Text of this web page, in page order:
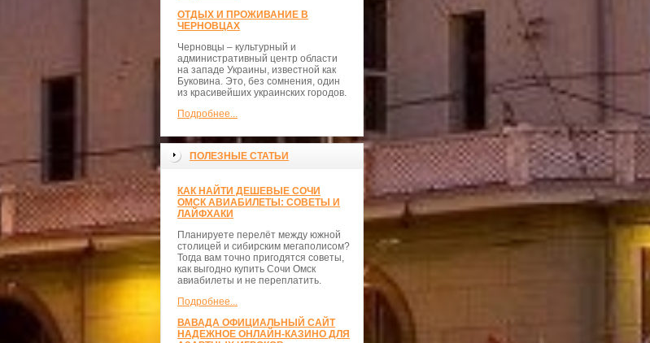
ОТДЫХ И ПРОЖИВАНИЕ В
ЧЕРНОВЦАХ
Черновцы – культурный и
административный центр области
на западе Украины, известной как
Буковина. Это, без сомнения, один
из красивейших украинских городов.
Подробнее...
ПОЛЕЗНЫЕ СТАТЬИ
КАК НАЙТИ ДЕШЕВЫЕ СОЧИ
ОМСК АВИАБИЛЕТЫ: СОВЕТЫ И
ЛАЙФХАКИ
Планируете перелёт между южной
столицей и сибирским мегаполисом?
Тогда вам точно пригодятся советы,
как выгодно купить Сочи Омск
авиабилеты и не переплатить.
Подробнее...
ВАВАДА ОФИЦИАЛЬНЫЙ САЙТ
НАДЕЖНОЕ ОНЛАЙН-КАЗИНО ДЛЯ